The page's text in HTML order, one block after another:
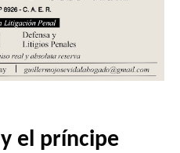
el príncipe